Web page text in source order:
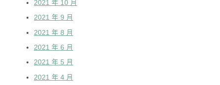
2021 年 10 月
2021 年 9 月
2021 年 8 月
2021 年 6 月
2021 年 5 月
2021 年 4 月